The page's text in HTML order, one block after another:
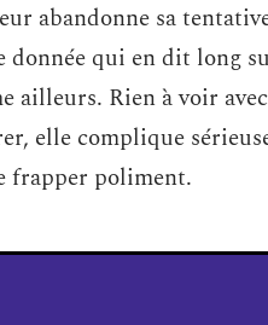
abandonne sa
qui en dit long
ailleurs. Rien à voir
elle complique
frapper poliment.